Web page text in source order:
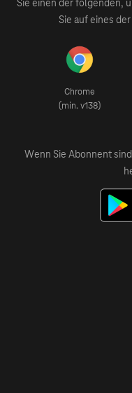
Sie einen der folgenden,
Sie auf eines
Chrome
(min. v138)
Wenn Sie Abonnent